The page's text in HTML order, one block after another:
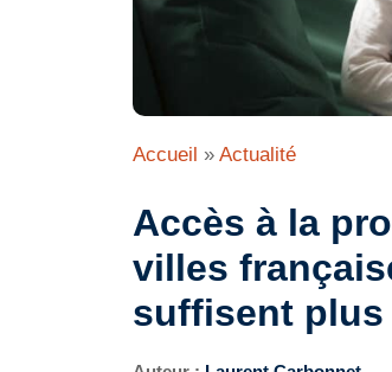
Accueil » Actualité
Accès à la
villes
suffisent plus